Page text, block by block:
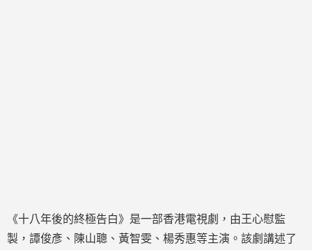
《十八年後的終極告白》是一部香港電視劇，由王心慰監
製，譚俊彥、陳山聰、黃智雯、楊秀惠等主演。該劇講述了